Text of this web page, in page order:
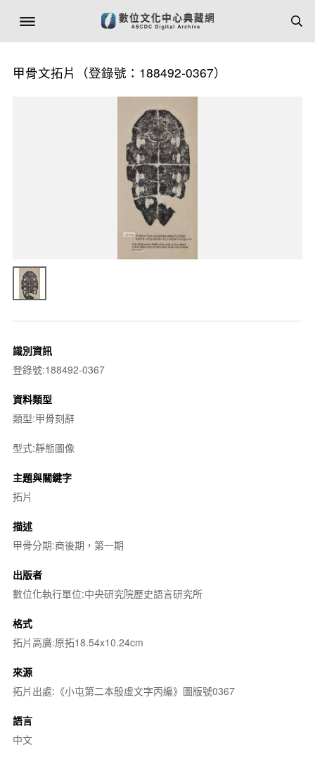
甲骨文拓片（登錄號：188492-0367）
識別資訊
登錄號:188492-0367
資料類型
類型:甲骨刻辭
型式:靜態圖像
主題與關鍵字
拓片
描述
甲骨分期:商後期，第一期
出版者
數位化執行單位:中央研究院歷史語言研究所
格式
拓片高廣:原拓18.54x10.24cm
來源
拓片出處:《小屯第二本殷虛文字丙編》圖版號0367
語言
中文